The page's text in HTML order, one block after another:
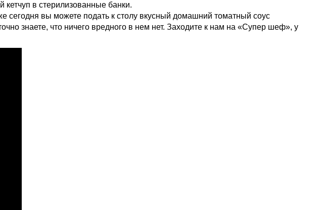
кетчуп в стерилизованные банки.
сегодня вы можете подать к столу вкусный домашний томатный соус
знаете, что ничего вредного в нем нет. Заходите к нам на «Супер шеф», у